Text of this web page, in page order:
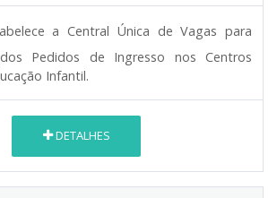
a Central Única de Vagas para
Pedidos de Ingresso nos Centros
Infantil.
DETALHES